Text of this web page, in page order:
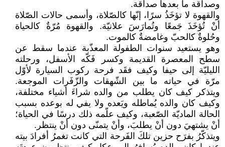
وصداقة ما بعدها صداقة.
والقهوة لا تؤخَذُ سرًا، إنّها كالصّلاة، وأسمى حالات الصّلاة
أنْ تُؤخَذَ جَمعًا وتُمارَسَ علانيّة. والقهوة مُرّةٌ كالحياة
وحُلوةٌ كالحبّ وغامضةٌ كالموت.
وهو يستعيد سنوات الطفولة المعذّبة عندما سقط عن
سطح المعصرة القديمة وكسر فَكّه الأسفل، ورحلته
الليليّة إلى حيفا وكيف فقَد فرحة ركوب السيارة لأوّل
مرّة في حياته ما بين الشّهقات والزّفَرات الموجعة.
ويتذكر كيف كان يطلب من والده شراءَ أشياء مختلفة،
وكيف كان والده يُماطله ويَعده ولا يفي له بوعده بسبب
الحالة الماديّة الصّعبة، وكيف علّمه ذلك درسًا في الحياة؛
أنْ يشتهيَ دون أنْ يطلبَ، وأنْ يتمنّى دون أنْ ينتظر.
ويتذكّرُ بفرَح حزين تلكَ الفَرحة التي كانت تغمرُ أفرادَ بيته